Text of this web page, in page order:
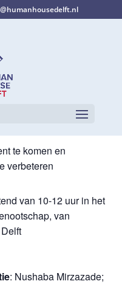
te komen en
verbeteren
van 10-12 uur in het
van
: Nushaba Mirzazade;